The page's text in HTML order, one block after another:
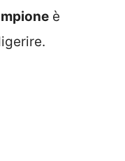
è